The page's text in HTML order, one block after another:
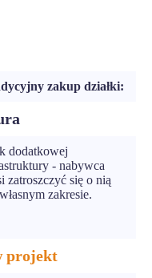
zakup działki:
dodatkowej
- nabywca
zatroszczyć się o nią
zakresie.
projekt